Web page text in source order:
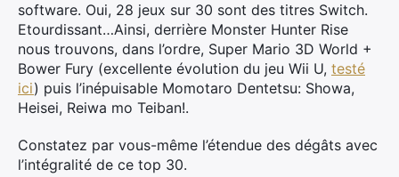
software. Oui, 28 jeux sur 30 sont des titres Switch.
Etourdissant…Ainsi, derrière Monster Hunter Rise
nous trouvons, dans l’ordre, Super Mario 3D World +
Bower Fury (excellente évolution du jeu Wii U, testé
ici) puis l’inépuisable Momotaro Dentetsu: Showa,
Heisei, Reiwa mo Teiban!.
Constatez par vous-même l’étendue des dégâts avec
l’intégralité de ce top 30.